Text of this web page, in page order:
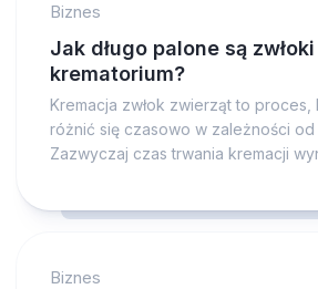
Biznes
Jak długo palone są
krematorium?
Kremacja zwłok zwierząt to proces,
różnić się czasowo w zależności
Zazwyczaj czas trwania kremacji
Biznes